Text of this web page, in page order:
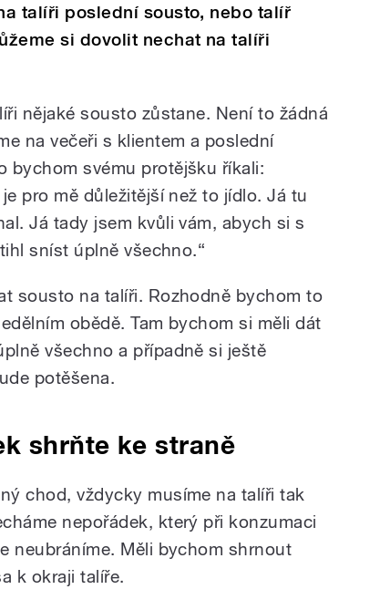
talíři poslední sousto, nebo talíř
si dovolit nechat na talíři
nějaké sousto zůstane. Není to žádná
na večeři s klientem a poslední
bychom svému protějšku říkali:
pro mě důležitější než to jídlo. Já tu
Já tady jsem kvůli vám, abych si s
sníst úplně všechno.“
sousto na talíři. Rozhodně bychom to
obědě. Tam bychom si měli dát
všechno a případně si ještě
potěšena.
shrňte ke straně
chod, vždycky musíme na talíři tak
nepořádek, který při konzumaci
neubráníme. Měli bychom shrnout
k okraji talíře.